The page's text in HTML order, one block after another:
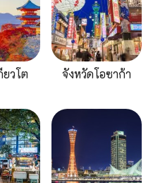
ยวโต จังหวัดโอซาก้า